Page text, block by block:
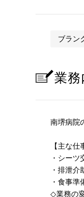
ブラン
業務
南堺病院
【主な仕
・シーツ
・排泄介
・食事
◇業務の